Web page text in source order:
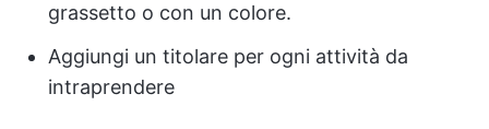
grassetto o con un colore.
Aggiungi un titolare per ogni attività da
intraprendere